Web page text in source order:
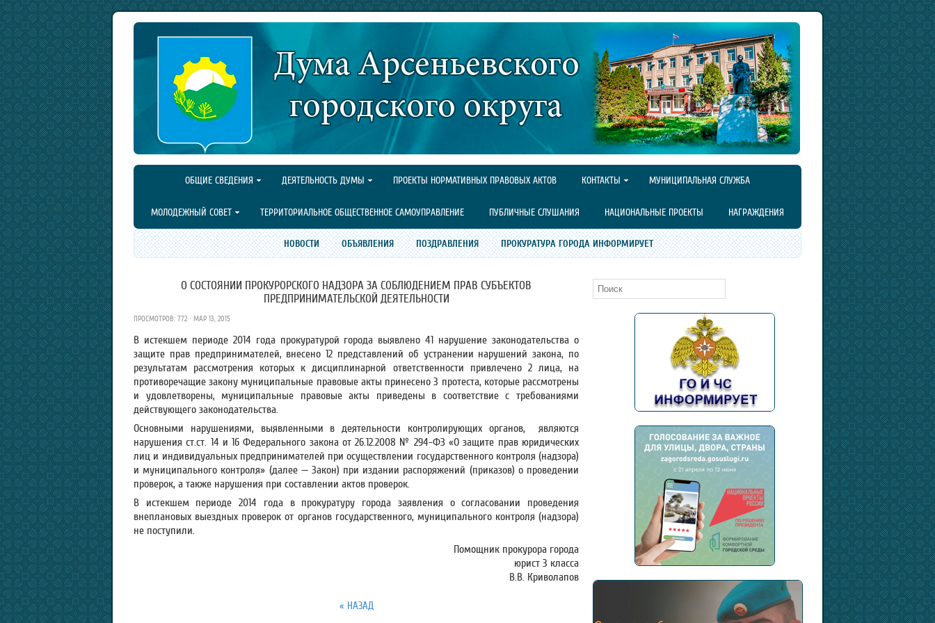
ОБЩИЕ СВЕДЕНИЯ ДЕЯТЕЛЬНОСТЬ ДУМЫ ПРОЕКТЫ НОРМАТИВНЫХ ПРАВОВЫХ АКТОВ КОНТАКТЫ МУНИЦИПАЛЬНАЯ СЛУЖБА
МОЛОДЕЖНЫЙ СОВЕТ ТЕРРИТОРИАЛЬНОЕ ОБЩЕСТВЕННОЕ САМОУПРАВЛЕНИЕ ПУБЛИЧНЫЕ СЛУШАНИЯ НАЦИОНАЛЬНЫЕ ПРОЕКТЫ НАГРАЖДЕНИЯ
НОВОСТИ ОБЪЯВЛЕНИЯ ПОЗДРАВЛЕНИЯ ПРОКУРАТУРА ГОРОДА ИНФОРМИРУЕТ
О СОСТОЯНИИ ПРОКУРОРСКОГО НАДЗОРА ЗА СОБЛЮДЕНИЕМ ПРАВ СУБЪЕКТОВ
ПРЕДПРИНИМАТЕЛЬСКОЙ ДЕЯТЕЛЬНОСТИ
ПРОСМОТРОВ: 772 · МАР 13, 2015
В истекшем периоде 2014 года прокуратурой города выявлено 41 нарушение законодательства о
защите прав предпринимателей, внесено 12 представлений об устранении нарушений закона, по
результатам рассмотрения которых к дисциплинарной ответственности привлечено 2 лица, на
противоречащие закону муниципальные правовые акты принесено 3 протеста, которые рассмотрены
и удовлетворены, муниципальные правовые акты приведены в соответствие с требованиями
действующего законодательства.
Основными нарушениями, выявленными в деятельности контролирующих органов, являются
нарушения ст.ст. 14 и 16 Федерального закона от 26.12.2008 № 294-ФЗ «О защите прав юридических
лиц и индивидуальных предпринимателей при осуществлении государственного контроля (надзора)
и муниципального контроля» (далее — Закон) при издании распоряжений (приказов) о проведении
проверок, а также нарушения при составлении актов проверок.
В истекшем периоде 2014 года в прокуратуру города заявления о согласовании проведения
внеплановых выездных проверок от органов государственного, муниципального контроля (надзора)
не поступили.
Помощник прокурора города
юрист 3 класса
В.В. Криволапов
« НАЗАД
Поиск